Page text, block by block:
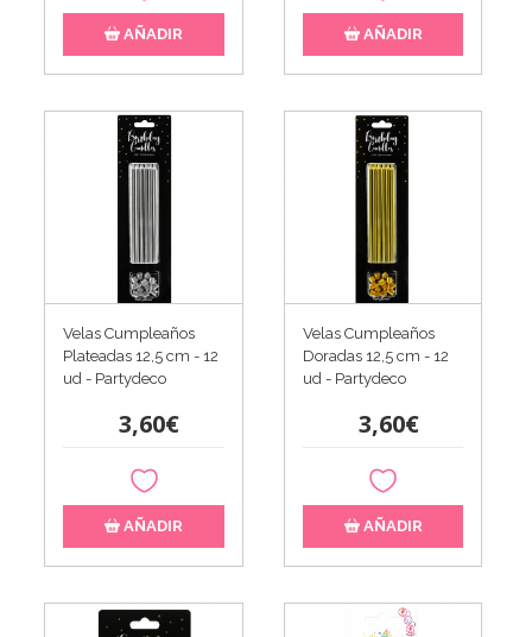
AÑADIR AÑADIR
Velas Cumpleaños
Plateadas 12,5 cm - 12
ud - Partydeco
3,60€
AÑADIR
Velas Cumpleaños
Doradas 12,5 cm - 12
ud - Partydeco
3,60€
AÑADIR